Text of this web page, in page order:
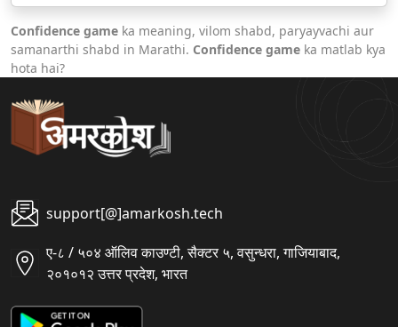
Confidence game ka meaning, vilom shabd, paryayvachi aur
samanarthi shabd in Marathi. Confidence game ka matlab kya
hota hai?
support[@]amarkosh.tech
ए-८ / ५०४ ऑलिव काउण्टी, सैक्टर ५, वसुन्धरा, गाजियाबाद,
२०१०१२ उत्तर प्रदेश, भारत